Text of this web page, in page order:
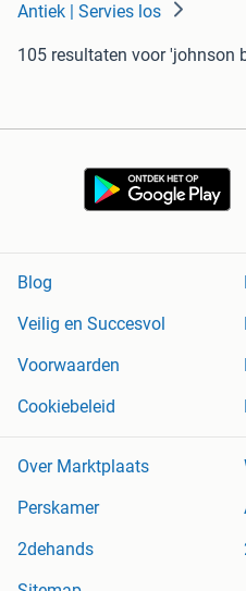
Antiek | Servies los
105 resultaten voor 'johnson
Blog
Veilig en Succesvol
Voorwaarden
Cookiebeleid
Over Marktplaats
Perskamer
2dehands